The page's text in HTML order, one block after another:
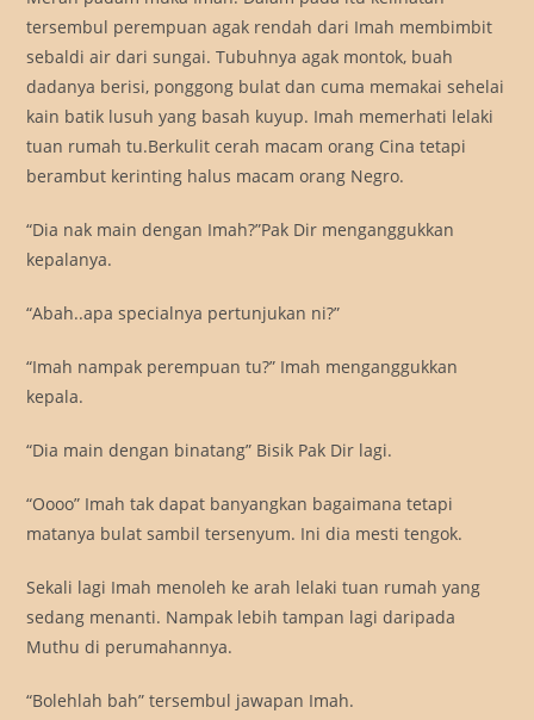
tersembul perempuan agak rendah dari Imah membimbit
sebaldi air dari sungai. Tubuhnya agak montok, buah
dadanya berisi, ponggong bulat dan cuma memakai sehelai
kain batik lusuh yang basah kuyup. Imah memerhati lelaki
tuan rumah tu.Berkulit cerah macam orang Cina tetapi
berambut kerinting halus macam orang Negro.
“Dia nak main dengan Imah?”Pak Dir menganggukkan
kepalanya.
“Abah..apa specialnya pertunjukan ni?”
“Imah nampak perempuan tu?” Imah menganggukkan
kepala.
“Dia main dengan binatang” Bisik Pak Dir lagi.
“Oooo” Imah tak dapat banyangkan bagaimana tetapi
matanya bulat sambil tersenyum. Ini dia mesti tengok.
Sekali lagi Imah menoleh ke arah lelaki tuan rumah yang
sedang menanti. Nampak lebih tampan lagi daripada
Muthu di perumahannya.
“Bolehlah bah” tersembul jawapan Imah.